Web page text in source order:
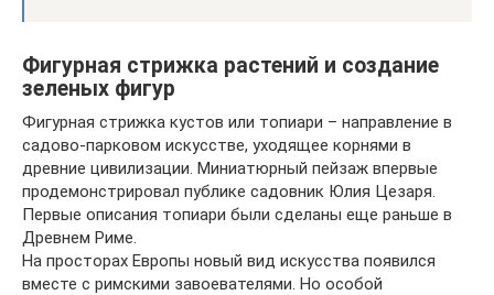
Фигурная стрижка растений и создание
зеленых фигур
Фигурная стрижка кустов или топиари – направление в
садово-парковом искусстве, уходящее корнями в
древние цивилизации. Миниатюрный пейзаж впервые
продемонстрировал публике садовник Юлия Цезаря.
Первые описания топиари были сделаны еще раньше в
Древнем Риме.
На просторах Европы новый вид искусства появился
вместе с римскими завоевателями. Но особой